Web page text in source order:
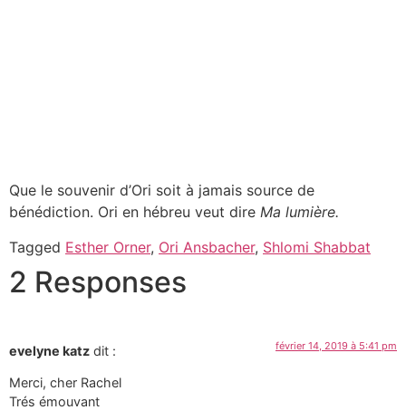
Que le souvenir d’Ori soit à jamais source de
bénédiction. Ori en hébreu veut dire Ma lumière.
Tagged Esther Orner, Ori Ansbacher, Shlomi Shabbat
2 Responses
evelyne katz dit : février 14, 2019 à 5:41 pm
Merci, cher Rachel
Trés émouvant